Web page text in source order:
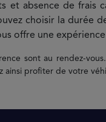
et absence de frais
choisir la durée
offre une
sont au rendez-
ainsi profiter de votre